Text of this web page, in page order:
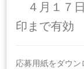
４月１７
印まで有効
応募用紙をダウン